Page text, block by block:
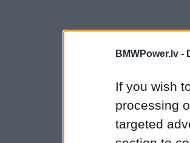
BMWPower.lv -
If you wish
processing
targeted